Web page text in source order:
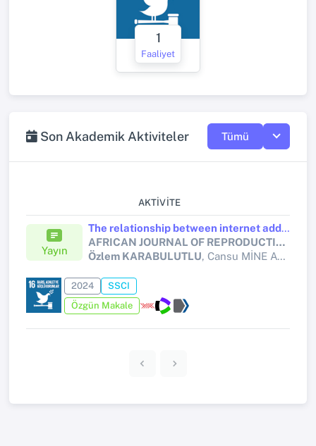
1
Faaliyet
Son Akademik Aktiviteler Tümü
AKTIVITE
Yayın
The relationship between internet addiction and fear of childbirth in pregnant women
AFRICAN JOURNAL OF REPRODUCTIVE HEALTH
Özlem KARABULUTLU, Cansu MİNE AYDIN
2024
SSCI
Özgün Makale